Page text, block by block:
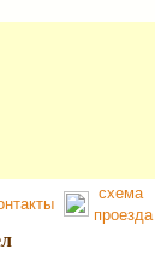
схема
проезда